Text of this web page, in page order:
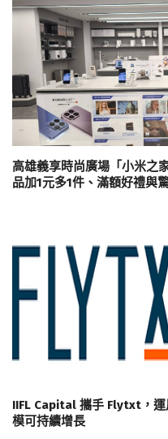
高雄義享時尚廣場「小米之
品加1元多1件、滿額好禮與
IIFL Capital 攜手 Flytxt，
模可持續增長